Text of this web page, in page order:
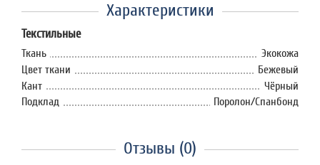
Характеристики
Текстильные
Ткань
Экокожа
Цвет ткани
Бежевый
Кант
Чёрный
Подклад
Поролон/Спанбонд
Отзывы (0)